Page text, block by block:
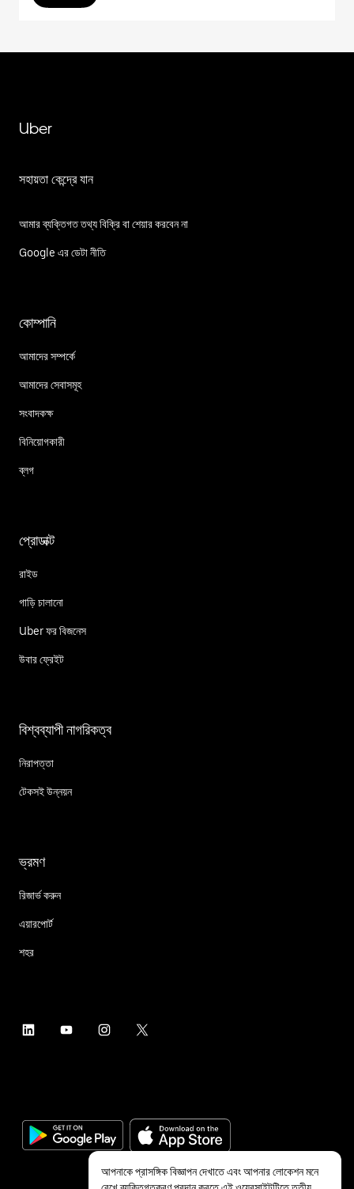
Uber
সহায়তা কেন্দ্রে যান
আমার ব্যক্তিগত তথ্য বিক্রি বা শেয়ার করবেন না
Google এর ডেটা নীতি
কোম্পানি
আমাদের সম্পর্কে
আমাদের সেবাসমূহ
সংবাদকক্ষ
বিনিয়োগকারী
ব্লগ
প্রোডাক্ট
রাইড
গাড়ি চালানো
Uber ফর বিজনেস
উবার ফ্রেইট
বিশ্বব্যাপী নাগরিকত্ব
নিরাপত্তা
টেকসই উন্নয়ন
ভ্রমণ
রিজার্ভ করুন
এয়ারপোর্ট
শহর
আপনাকে প্রাসঙ্গিক বিজ্ঞাপন দেখাতে এবং আপনার লোকেশন মনে